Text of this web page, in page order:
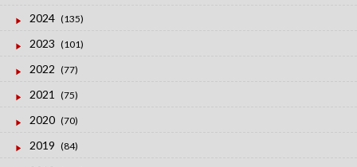
2024 (135)
2023 (101)
2022 (77)
2021 (75)
2020 (70)
2019 (84)